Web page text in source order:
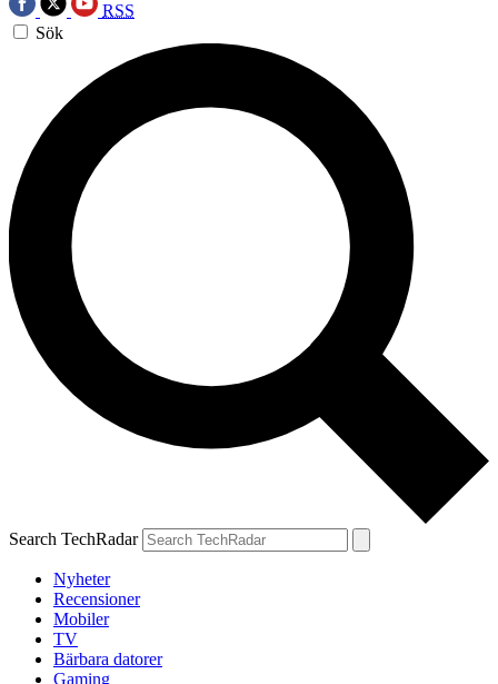
RSS
Sök
Search TechRadar
Nyheter
Recensioner
Mobiler
TV
Bärbara datorer
Gaming